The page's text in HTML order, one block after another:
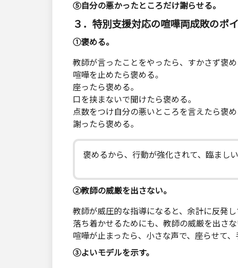
⑤自分の悪かったところだけ謝らせる。
３．特別支援対応の喧嘩両成敗のポ
①褒める。
教師が言ったことをやったら、すかさず褒め
喧嘩を止めたら褒める。
座ったら褒める。
口を挟まないで聞けたら褒める。
点数をつけ自分の悪いところを言えたら褒め
謝ったら褒める。
褒めるから、行動が強化されて、臨まし
②教師の威厳を出さない。
教師が威圧的な指導になると、余計に反発し
落ち着かせるためにも、教師の威厳を出さな
喧嘩が止まったら、小さな声で、座らせて
③よいモデルを示す。